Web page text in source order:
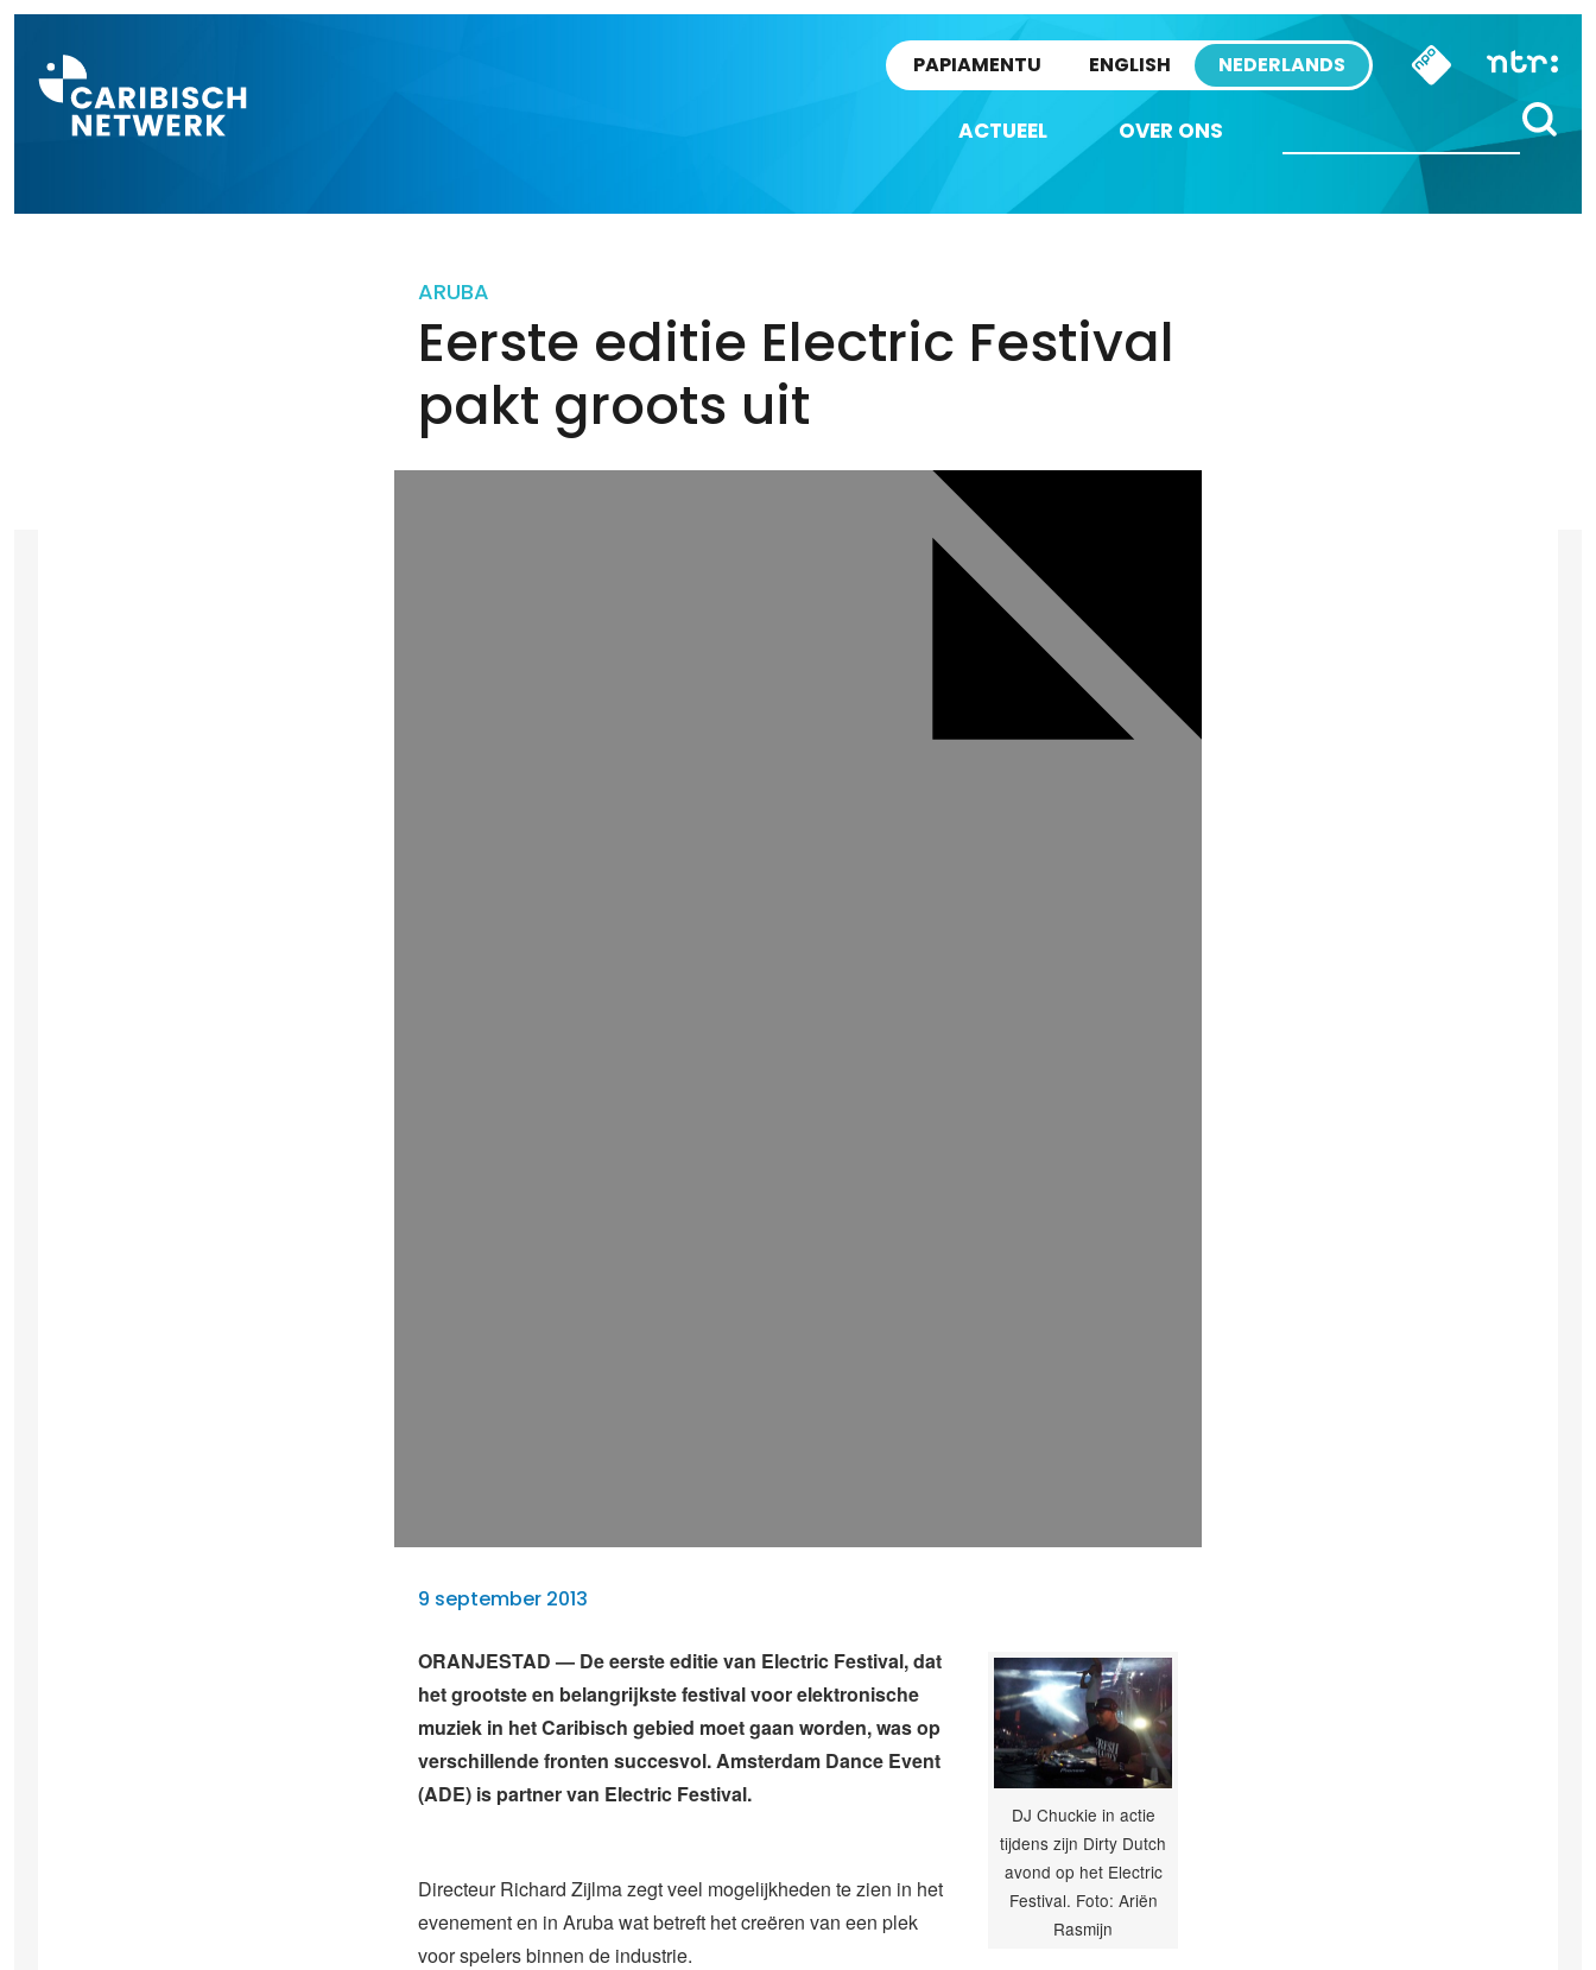
PAPIAMENTU ENGLISH NEDERLANDS
ACTUEEL OVER ONS
ARUBA
Eerste editie Electric Festival
pakt groots uit
9 september 2013
DJ Chuckie in actie
tijdens zijn Dirty Dutch
avond op het Electric
Festival. Foto: Ariën
Rasmijn
ORANJESTAD — De eerste editie van Electric Festival, dat
het grootste en belangrijkste festival voor elektronische
muziek in het Caribisch gebied moet gaan worden, was op
verschillende fronten succesvol. Amsterdam Dance Event
(ADE) is partner van Electric Festival.
Directeur Richard Zijlma zegt veel mogelijkheden te zien in het
evenement en in Aruba wat betreft het creëren van een plek
voor spelers binnen de industrie.